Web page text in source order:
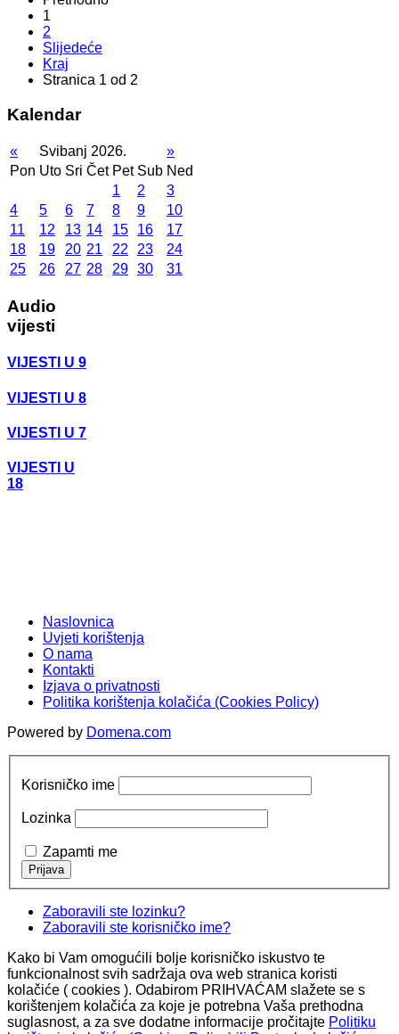
1
2
Slijedeće
Kraj
Stranica 1 od 2
Kalendar
« Svibanj 2026.
»
Pon Uto Sri Čet Pet Sub Ned
1
2
3
4
5 6 7 8 9
10
11
12 13 14 15 16
17
18
19 20 21 22 23
24
25
26 27 28 29 30 31
Audio
vijesti
VIJESTI U 9
VIJESTI U 8
VIJESTI U 7
VIJESTI U
18
Naslovnica
Uvjeti korištenja
O nama
Kontakti
Izjava o privatnosti
Politika korištenja kolačića (Cookies Policy)
Powered by Domena.com
Korisničko ime
Lozinka
Zapamti me
Zaboravili ste lozinku?
Zaboravili ste korisničko ime?
Kako bi Vam omogućili bolje korisničko iskustvo te
funkcionalnost svih sadržaja ova web stranica koristi
kolačiće ( cookies ). Odabirom PRIHVAĆAM slažete se s
korištenjem kolačića za koje je potrebna Vaša prethodna
suglasnost, a za sve dodatne informacije pročitajte Politiku